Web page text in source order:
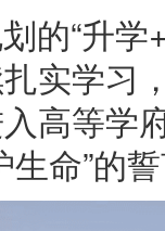
的“升
实学习
高等学
生命”的